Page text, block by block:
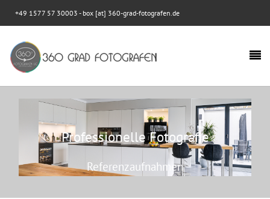
+49 1577 57 30003 - box [at] 360-grad-fotografen.de
Professionelle Fotografie
Referenzaufnahmen